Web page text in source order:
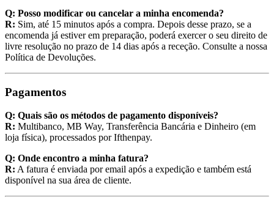
Q: Posso modificar ou cancelar a minha encomenda?
R: Sim, até 15 minutos após a compra. Depois desse prazo, se a
encomenda já estiver em preparação, poderá exercer o seu direito de
livre resolução no prazo de 14 dias após a receção. Consulte a nossa
Política de Devoluções.
Pagamentos
Q: Quais são os métodos de pagamento disponíveis?
R: Multibanco, MB Way, Transferência Bancária e Dinheiro (em
loja física), processados por Ifthenpay.
Q: Onde encontro a minha fatura?
R: A fatura é enviada por email após a expedição e também está
disponível na sua área de cliente.